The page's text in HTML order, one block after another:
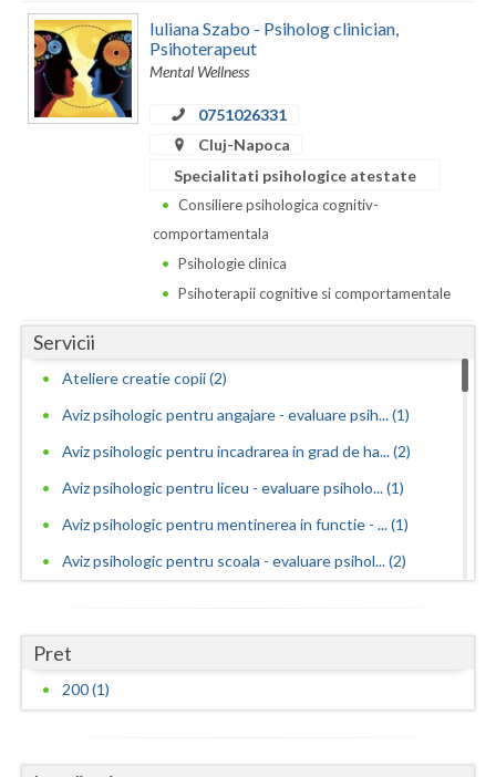
Hunedoara
Ialomita
Iasi
Neamt
Olt
Prahova
Salaj
Satu-Mare
Suceava
Teleorman
Timis
Valcea
Iuliana Szabo - Psiholog clinician,
Psihoterapeut
Mental Wellness
0751026331
Cluj-Napoca
Specialitati psihologice atestate
Consiliere psihologica cognitiv-
comportamentala
Psihologie clinica
Psihoterapii cognitive si comportamentale
Servicii
Ateliere creatie copii (2)
Aviz psihologic pentru angajare - evaluare psih... (1)
Aviz psihologic pentru incadrarea in grad de ha... (2)
Aviz psihologic pentru liceu - evaluare psiholo... (1)
Aviz psihologic pentru mentinerea in functie - ... (1)
Aviz psihologic pentru scoala - evaluare psihol... (2)
Avize psihologice necesare la angajare si menti... (2)
Consiliere psihologica (4)
Pret
200 (1)